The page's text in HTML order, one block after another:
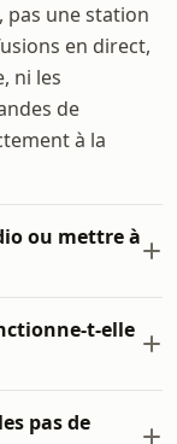
pas une station
en direct,
ni les
de
à la
ou mettre à
t-elle
pas de